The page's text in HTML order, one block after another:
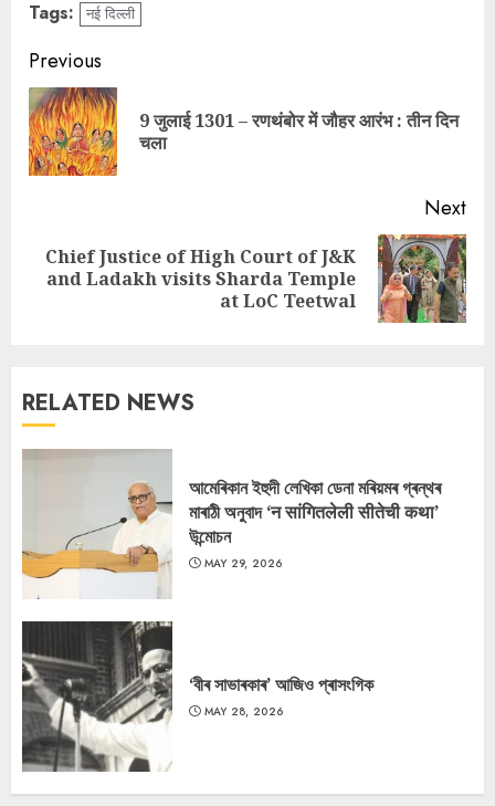
Tags: नई दिल्ली
Continue
Reading
Previous
9 जुलाई 1301 – रणथंबोर में जौहर आरंभ : तीन दिन
चला
Next
Next
Chief Justice of High Court of J&K
and Ladakh visits Sharda Temple
at LoC Teetwal
RELATED NEWS
আমেৰিকান ইহুদী লেখিকা ডেনা মৰিয়মৰ গ্ৰন্থৰ
মাৰাঠী অনুবাদ ‘न सांगितलेली सीतेची कथा’
উন্মোচন
MAY 29, 2026
‘বীৰ সাভাৰকাৰ’ আজিও প্ৰাসংগিক
MAY 28, 2026